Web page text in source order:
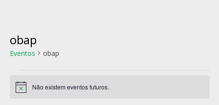
obap
Eventos obap
Aviso Não existem eventos futuros.